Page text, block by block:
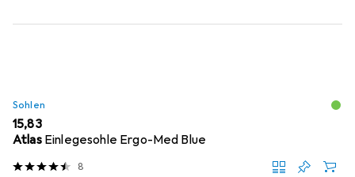
Sohlen
EUR
15,83
Atlas Einlegesohle Ergo-Med Blue
8